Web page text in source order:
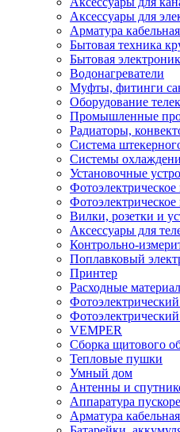
Аксессуары для
Арматура
Бытовая техника
Бытовая
Водонагреватели
Муфты, фитинги
Оборудование
Промышленные
Радиаторы,
Система
Системы
Установочные
Вилки, розетки и
Аксессуары для
Контрольно-
Поплавковый
Принтер
Расходные
VEMPER
Сборка щитового
Тепловые пушки
Умный дом
Антенны и
Аппаратура
Арматура